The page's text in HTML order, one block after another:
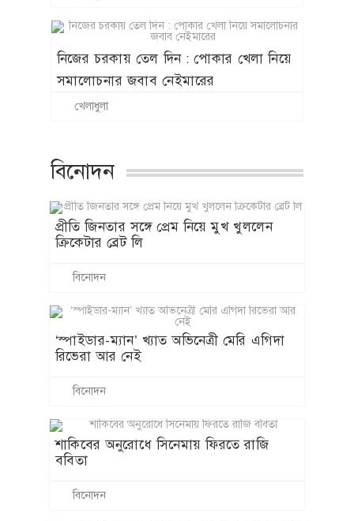
নিজের চরকায় তেল দিন : পোকার খেলা নিয়ে
সমালোচনার জবাব নেইমারের
খেলাধুলা
বিনোদন
প্রীতি জিনতার সঙ্গে প্রেম নিয়ে মুখ খুললেন
ক্রিকেটার ব্রেট লি
বিনোদন
‘স্পাইডার-ম্যান’ খ্যাত অভিনেত্রী মেরি এগিদা
রিভেরা আর নেই
বিনোদন
শাকিবের অনুরোধে সিনেমায় ফিরতে রাজি
ববিতা
বিনোদন